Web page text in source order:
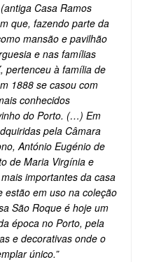
Casa Ramos
que, fazendo parte da
mansão e pavilhão
e nas famílias
pertenceu à família de
1888 se casou com
conhecidos
do Porto. (…) Em
pela Câmara
António Eugénio de
de Maria Virgínia e
importantes da casa
estão em uso na coleção
São Roque é hoje um
época no Porto, pela
e decorativas onde o
único.”